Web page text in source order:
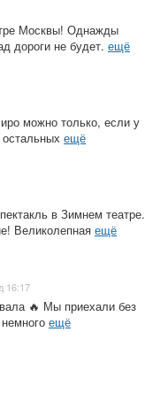
Москвы! Однажды
дороги не будет. ещё
можно только, если у
ещё
в Зимнем театре.
Великолепная ещё
16:17
🔥 Мы приехали без
ещё